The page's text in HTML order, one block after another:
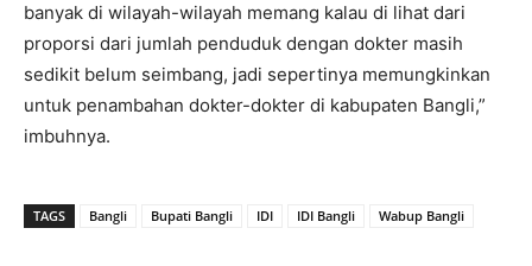
banyak di wilayah-wilayah memang kalau di lihat dari
proporsi dari jumlah penduduk dengan dokter masih
sedikit belum seimbang, jadi sepertinya memungkinkan
untuk penambahan dokter-dokter di kabupaten Bangli,”
imbuhnya.
TAGS Bangli Bupati Bangli IDI IDI Bangli Wabup Bangli